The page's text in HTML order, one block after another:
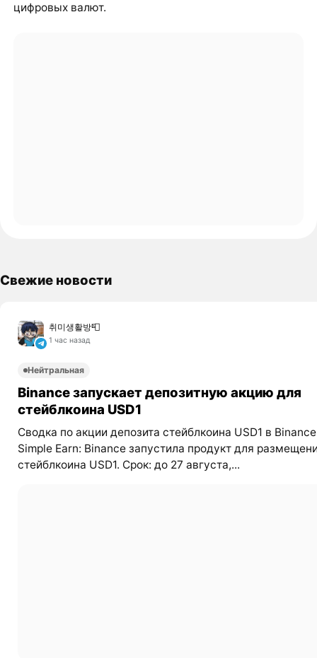
цифровых валют.
Свежие новости
취미생활방📮
1 час назад
Нейтральная
Binance запускает депозитную акцию для
стейблкоина USD1
Сводка по акции депозита стейблкоина USD1 в Binance
Simple Earn: Binance запустила продукт для
стейблкоина USD1. Срок: до 27 августа,...